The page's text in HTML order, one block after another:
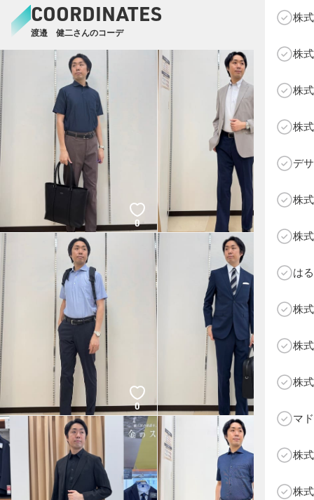
株
株
株
株
デ
株
株
は
株
株
株
マ
株
株
COORDINATES
渡邉 健二さんのコーデ
0
0